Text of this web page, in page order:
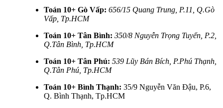
Toán 10+ Gò Vấp: 656/15 Quang Trung, P.11, Q.Gò
Vấp, Tp.HCM
Toán 10+ Tân Bình: 350/8 Nguyễn Trọng Tuyển, P.2,
Q.Tân Bình, Tp.HCM
Toán 10+ Tân Phú: 539 Lũy Bán Bích, P.Phú Thạnh,
Q.Tân Phú, Tp.HCM
Toán 10+ Bình Thạnh: 35/9 Nguyễn Văn Đậu, P.6,
Q. Bình Thạnh, Tp.HCM